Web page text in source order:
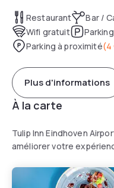
Restaurant Bar /
Wifi gratuit
Parking à proximité(4
Plus d'informations
À la carte
Tulip Inn Eindhoven
améliorer votre